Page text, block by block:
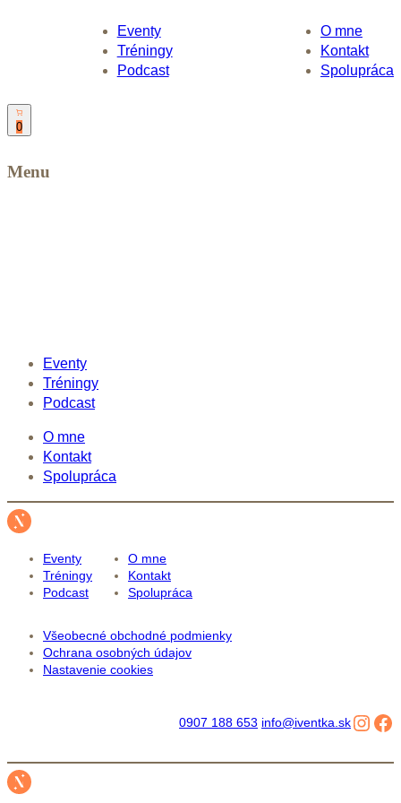
Eventy
Tréningy
Podcast
O mne
Kontakt
Spolupráca
0
Menu
Eventy
Tréningy
Podcast
O mne
Kontakt
Spolupráca
Eventy
Tréningy
Podcast
O mne
Kontakt
Spolupráca
Všeobecné obchodné podmienky
Ochrana osobných údajov
Nastavenie cookies
0907 188 653 info@iventka.sk